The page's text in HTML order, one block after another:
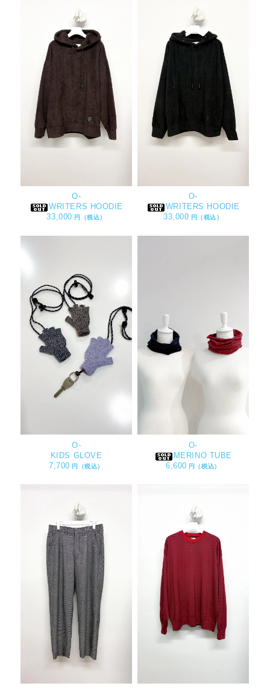
O-
WRITERS HOODIE
33,000 円（税込）
O-
WRITERS HOODIE
33,000 円（税込）
O-
KIDS GLOVE
7,700 円（税込）
O-
MERINO TUBE
6,600 円（税込）